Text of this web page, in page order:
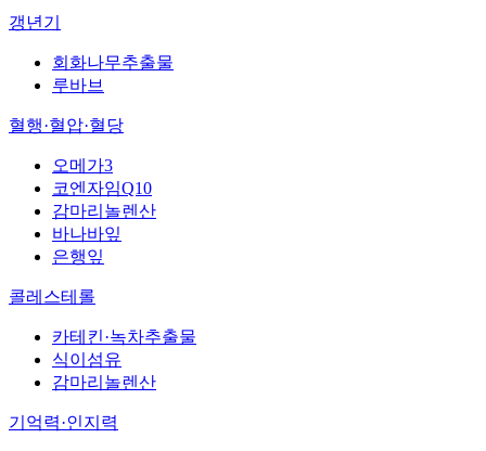
갱년기
회화나무추출물
루바브
혈행·혈압·혈당
오메가3
코엔자임Q10
감마리놀렌산
바나바잎
은행잎
콜레스테롤
카테킨·녹차추출물
식이섬유
감마리놀렌산
기억력·인지력